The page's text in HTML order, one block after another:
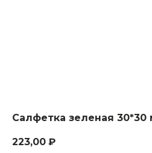
Салфетка зеленая 30*30
223,00 ₽